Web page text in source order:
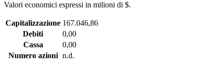
Valori economici espressi in milioni di $.
Capitalizzazione 167.046,86
Debiti
0,00
Cassa
0,00
Numero azioni n.d.